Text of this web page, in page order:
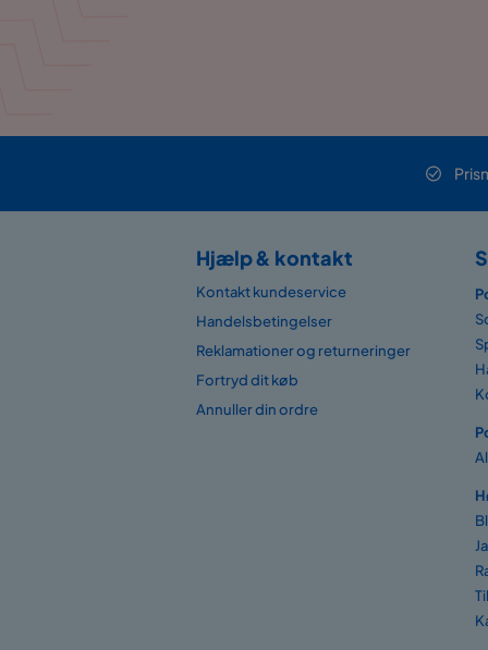
Hjælp & kontakt
Kontakt kundeservice
Handelsbetingelser
Reklamationer og returneringer
Fortryd dit køb
Annuller din ordre